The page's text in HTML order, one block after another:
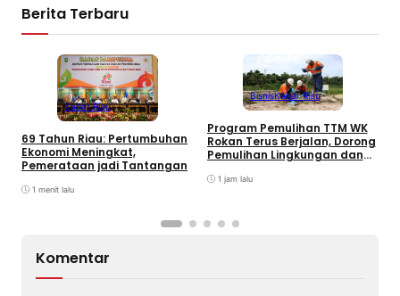
Berita Terbaru
Kabar Riau
69 Tahun Riau: Pertumbuhan
Ekonomi Meningkat,
Pemerataan jadi Tantangan
1 menit lalu
BisnisKabar Riau
Program Pemulihan TTM WK
Rokan Terus Berjalan, Dorong
Pemulihan Lingkungan dan
1 jam lalu
Komentar